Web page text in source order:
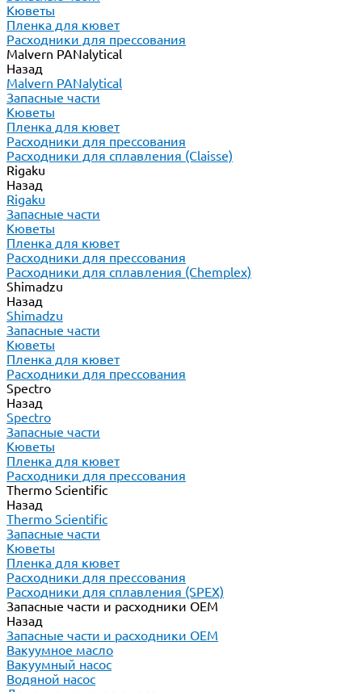
Кюветы
Пленка для кювет
Расходники для прессования
Malvern PANalytical
Назад
Malvern PANalytical
Запасные части
Кюветы
Пленка для кювет
Расходники для прессования
Расходники для сплавления (Claisse)
Rigaku
Назад
Rigaku
Запасные части
Кюветы
Пленка для кювет
Расходники для прессования
Расходники для сплавления (Chemplex)
Shimadzu
Назад
Shimadzu
Запасные части
Кюветы
Пленка для кювет
Расходники для прессования
Spectro
Назад
Spectro
Запасные части
Кюветы
Пленка для кювет
Расходники для прессования
Thermo Scientific
Назад
Thermo Scientific
Запасные части
Кюветы
Пленка для кювет
Расходники для прессования
Расходники для сплавления (SPEX)
Запасные части и расходники ОЕМ
Назад
Запасные части и расходники ОЕМ
Вакуумное масло
Вакуумный насос
Водяной насос